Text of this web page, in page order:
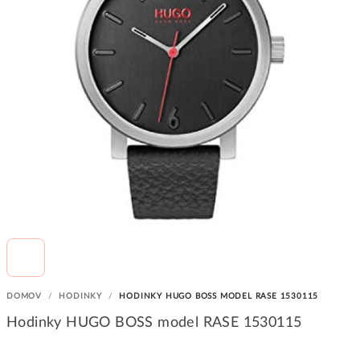
DOMOV / HODINKY / HODINKY HUGO BOSS MODEL RASE 1530115
Hodinky HUGO BOSS model RASE 1530115